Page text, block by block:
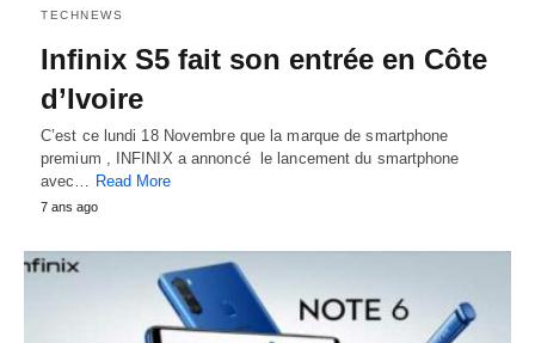
TECHNEWS
Infinix S5 fait son entrée en Côte
d’Ivoire
C’est ce lundi 18 Novembre que la marque de smartphone
premium , INFINIX a annoncé le lancement du smartphone
avec… Read More
7 ans ago